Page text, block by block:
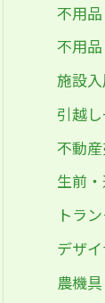
不用
不用
施設
引越
不動
生前
トラ
デザ
農機具